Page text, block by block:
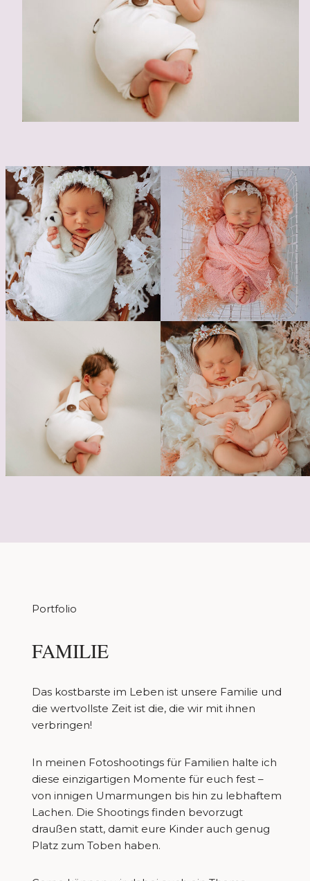
Portfolio
FAMILIE
Das kostbarste im Leben ist unsere Familie und
die wertvollste Zeit ist die, die wir mit ihnen
verbringen!
In meinen Fotoshootings für Familien halte ich
diese einzigartigen Momente für euch fest –
von innigen Umarmungen bis hin zu lebhaftem
Lachen. Die Shootings finden bevorzugt
draußen statt, damit eure Kinder auch genug
Platz zum Toben haben.